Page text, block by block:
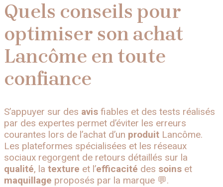
Quels conseils pour
optimiser son achat
Lancôme en toute
confiance
S’appuyer sur des avis fiables et des tests réalisés
par des expertes permet d’éviter les erreurs
courantes lors de l’achat d’un produit Lancôme.
Les plateformes spécialisées et les réseaux
sociaux regorgent de retours détaillés sur la
qualité, la texture et l’efficacité des soins et
maquillage proposés par la marque 💬.